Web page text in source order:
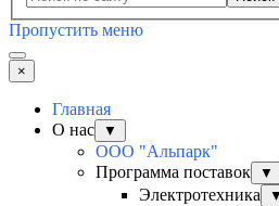
Пропустить меню
×
Главная
О нас
▼
ООО "Альпарк"
Программа поставок
▼
Электротехника ▼